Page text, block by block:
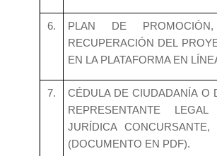
6.
PLAN DE
RECUPERACIÓN DEL
EN LA PLATAFORMA EN
7.
CÉDULA DE CIUDADANÍA O
REPRESENTANTE
JURÍDICA
(DOCUMENTO EN PDF).